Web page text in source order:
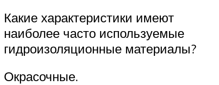
Какие характеристики имеют
наиболее часто используемые
гидроизоляционные материалы?
Окрасочные.